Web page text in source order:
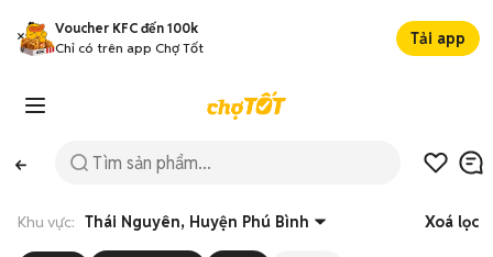
Voucher KFC đến 100k
Chỉ có trên app Chợ Tốt
Tải app
Khu vực: Thái Nguyên, Huyện Phú Bình Xoá lọc